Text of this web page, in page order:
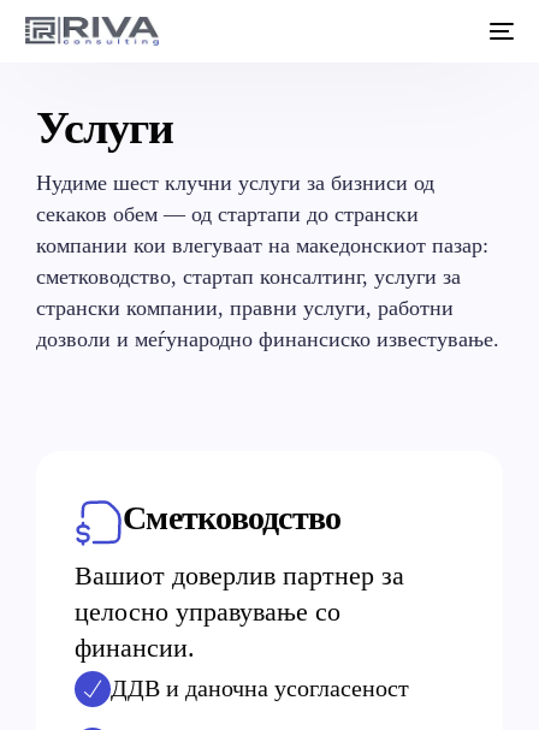
Услуги
Нудиме шест клучни услуги за бизниси од
секаков обем — од стартапи до странски
компании кои влегуваат на македонскиот пазар:
сметководство, стартап консалтинг, услуги за
странски компании, правни услуги, работни
дозволи и меѓународно финансиско известување.
Сметководство
Вашиот доверлив партнер за
целосно управување со
финансии.
ДДВ и даночна усогласеност